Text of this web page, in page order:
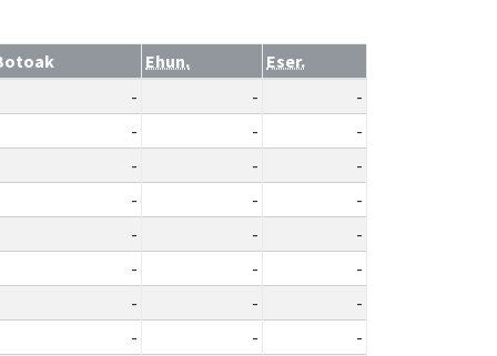
Ehun.
Eser.
- -
-
- -
-
- -
-
- -
-
- -
-
- -
-
- -
-
- -
-